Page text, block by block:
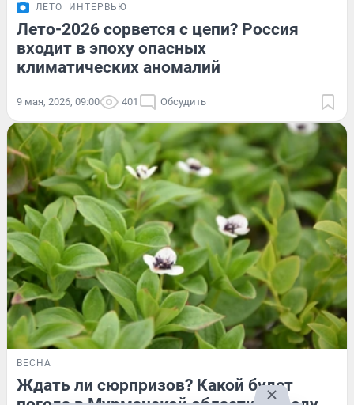
ЛЕТО ИНТЕРВЬЮ
Лето-2026 сорвется с цепи? Россия
входит в эпоху опасных
климатических аномалий
9 мая, 2026, 09:00 401 Обсудить
ВЕСНА
Ждать ли сюрпризов? Какой будет